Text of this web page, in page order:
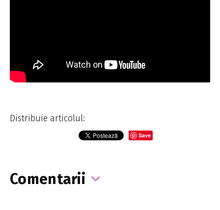
Distribuie articolul:
Save
Comentarii